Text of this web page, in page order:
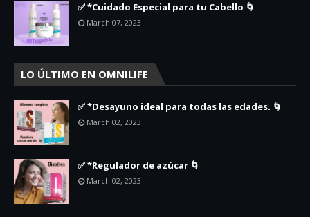
✅ *Cuidado Especial para tu Cabello 🌀
March 07, 2023
LO ÚLTIMO EN OMNILIFE
✅ *Desayuno ideal para todas las edades. 🌀
March 02, 2023
✅ *Regulador de azúcar 🌀
March 02, 2023